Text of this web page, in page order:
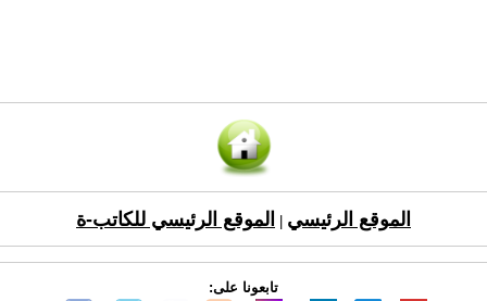
الموقع الرئيسي الموقع الرئيسي للكاتب-ة
تابعونا على: